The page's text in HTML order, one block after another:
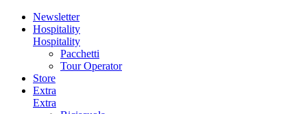
Newsletter
Hospitality
Hospitality
Pacchetti
Tour Operator
Store
Extra
Extra